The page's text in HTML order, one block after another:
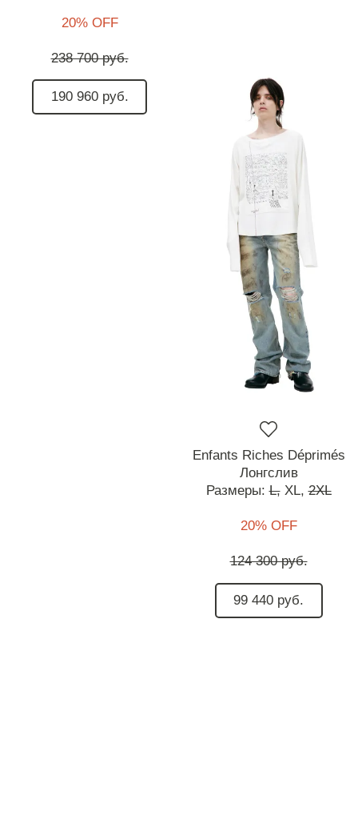
20% OFF
238 700 руб.
190 960 руб.
Enfants Riches Déprimés
Лонгслив
Размеры:L, XL, 2XL
20% OFF
124 300 руб.
99 440 руб.